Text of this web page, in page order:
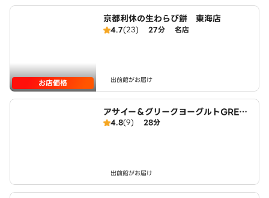
お店価格
京都利休の生わらび餅 東海店
4.7(23) 27分 名店
出前館がお届け
アサイー＆グリークヨーグルトGREEK
SPOON 東海店
4.8(9) 28分
出前館がお届け